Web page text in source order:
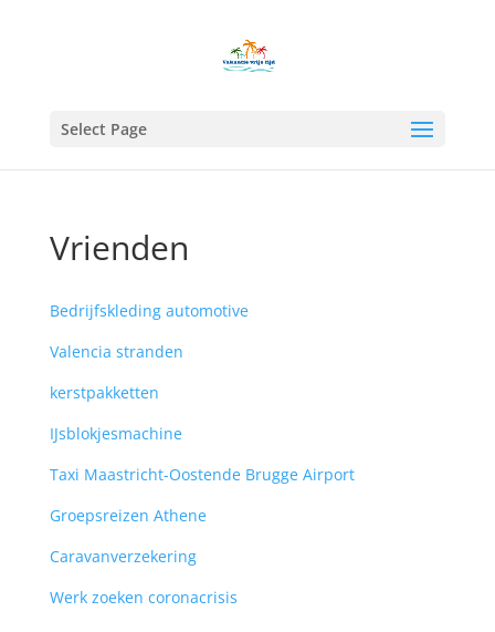
Select Page
Vrienden
Bedrijfskleding automotive
Valencia stranden
kerstpakketten
IJsblokjesmachine
Taxi Maastricht-Oostende Brugge Airport
Groepsreizen Athene
Caravanverzekering
Werk zoeken coronacrisis